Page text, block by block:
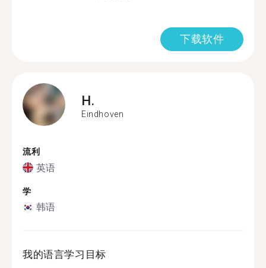
下载软件
H.
Eindhoven
流利
英语
学
韩语
我的语言学习目标